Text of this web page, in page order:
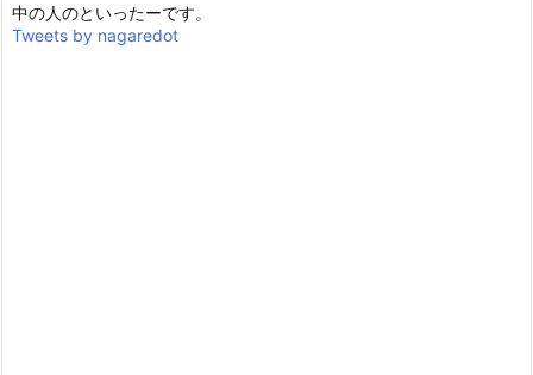
中の人のといったーです。
Tweets by nagaredot